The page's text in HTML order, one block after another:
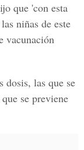
que 'con esta
niñas de este
vacunación
dosis, las que se
se previene